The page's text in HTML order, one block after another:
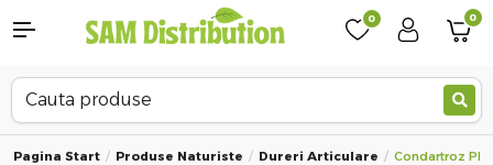
0 0
Pagina Start Produse Naturiste Dureri Articulare Condartroz